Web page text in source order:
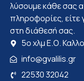
λύσουμε κάθε σας
πληροφορίες, είτε
στη διάθεσή σας.
5ο χλμ Ε.Ο.
info@gvalilis.gr
22530 32042